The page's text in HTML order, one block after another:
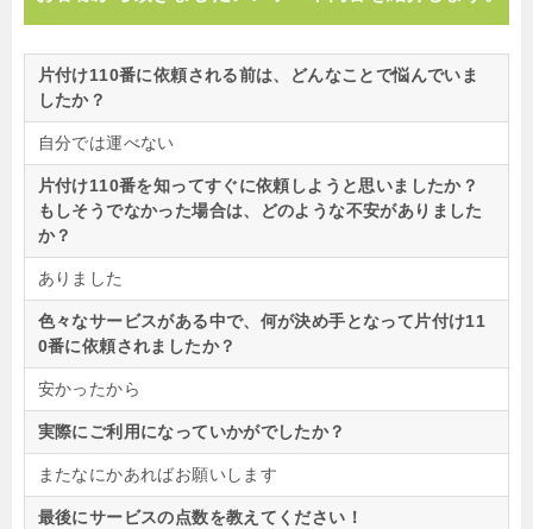
片付け110番に依頼される前は、どんなことで悩んでいま
したか？
自分では運べない
片付け110番を知ってすぐに依頼しようと思いましたか？
もしそうでなかった場合は、どのような不安がありました
か？
ありました
色々なサービスがある中で、何が決め手となって片付け11
0番に依頼されましたか？
安かったから
実際にご利用になっていかがでしたか？
またなにかあればお願いします
最後にサービスの点数を教えてください！